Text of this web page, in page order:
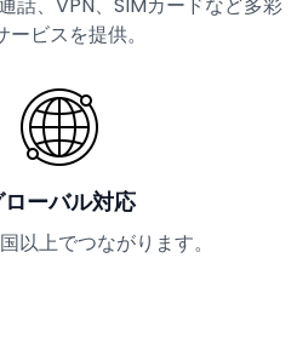
ービスを提供。
ローバル対応
以上でつながります。